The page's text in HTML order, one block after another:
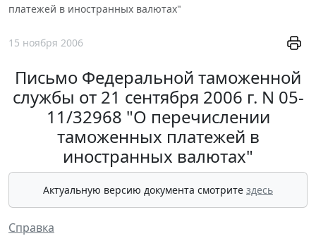
платежей в иностранных валютах"
15 ноября 2006
Письмо Федеральной таможенной
службы от 21 сентября 2006 г. N 05-
11/32968 "О перечислении
таможенных платежей в
иностранных валютах"
Актуальную версию документа смотрите здесь
Справка